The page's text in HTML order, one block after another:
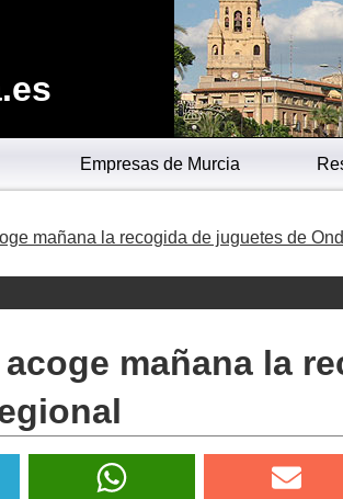
Empresas de Murcia
mañana la recogida de juguetes de
mañana la